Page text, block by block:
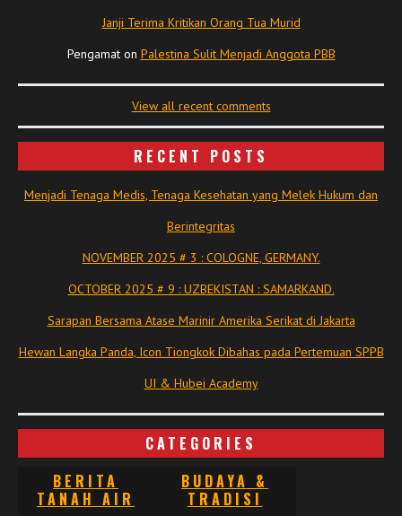
Janji Terima Kritikan Orang Tua Murid
Pengamaton Palestina Sulit Menjadi Anggota PBB
View all recent comments
RECENT POSTS
Menjadi Tenaga Medis, Tenaga Kesehatan yang Melek Hukum dan
Berintegritas
NOVEMBER 2025 # 3 : COLOGNE, GERMANY.
OCTOBER 2025 # 9 : UZBEKISTAN : SAMARKAND.
Sarapan Bersama Atase Marinir Amerika Serikat di Jakarta
Hewan Langka Panda, Icon Tiongkok Dibahas pada Pertemuan SPPB
UI & Hubei Academy
CATEGORIES
BERITA
TANAH AIR
BUDAYA &
TRADISI